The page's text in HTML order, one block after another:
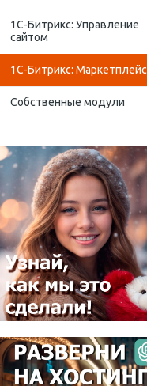
1С-Битрикс: Управление
сайтом
1С-Битрикс: Маркетплейс
Собственные модули